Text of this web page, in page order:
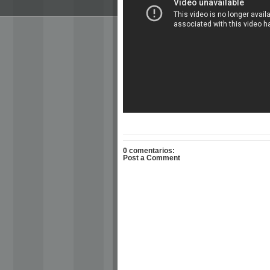
0 comentarios:
Post a Comment